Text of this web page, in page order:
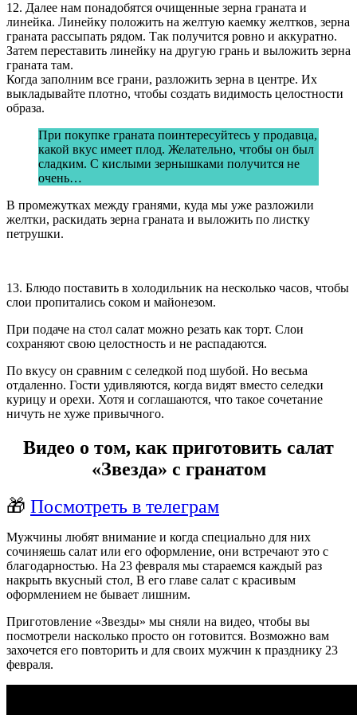
12. Далее нам понадобятся очищенные зерна граната и
линейка. Линейку положить на желтую каемку желтков, зерна
граната рассыпать рядом. Так получится ровно и аккуратно.
Затем переставить линейку на другую грань и выложить зерна
граната там.
Когда заполним все грани, разложить зерна в центре. Их
выкладывайте плотно, чтобы создать видимость целостности
образа.
При покупке граната поинтересуйтесь у продавца,
какой вкус имеет плод. Желательно, чтобы он был
сладким. С кислыми зернышками получится не
очень…
В промежутках между гранями, куда мы уже разложили
желтки, раскидать зерна граната и выложить по листку
петрушки.
13. Блюдо поставить в холодильник на несколько часов, чтобы
слои пропитались соком и майонезом.
При подаче на стол салат можно резать как торт. Слои
сохраняют свою целостность и не распадаются.
По вкусу он сравним с селедкой под шубой. Но весьма
отдаленно. Гости удивляются, когда видят вместо селедки
курицу и орехи. Хотя и соглашаются, что такое сочетание
ничуть не хуже привычного.
Видео о том, как приготовить салат
«Звезда» с гранатом
🎁 Посмотреть в телеграм
Мужчины любят внимание и когда специально для них
сочиняешь салат или его оформление, они встречают это с
благодарностью. На 23 февраля мы стараемся каждый раз
накрыть вкусный стол, В его главе салат с красивым
оформлением не бывает лишним.
Приготовление «Звезды» мы сняли на видео, чтобы вы
посмотрели насколько просто он готовится. Возможно вам
захочется его повторить и для своих мужчин к празднику 23
февраля.